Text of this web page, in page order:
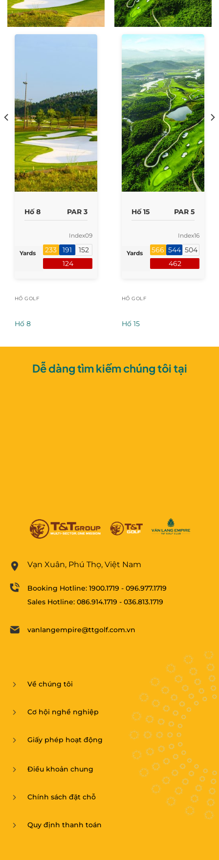
Hố 8 PAR 3
Index09
Yards 233 191
152
124
HỐ GOLF
Hố 8
Hố 15 PAR 5
Index16
Yards 566 544 504
462
HỐ GOLF
Hố 15
Dễ dàng tìm kiếm chúng tôi tại
Vạn Xuân, Phú Thọ, Việt Nam
Booking Hotline: 1900.1719 - 096.977.1719
Sales Hotline: 086.914.1719 - 036.813.1719
vanlangempire@ttgolf.com.vn
Về chúng tôi
Cơ hội nghề nghiệp
Giấy phép hoạt động
Điều khoản chung
Chính sách đặt chỗ
Quy định thanh toán